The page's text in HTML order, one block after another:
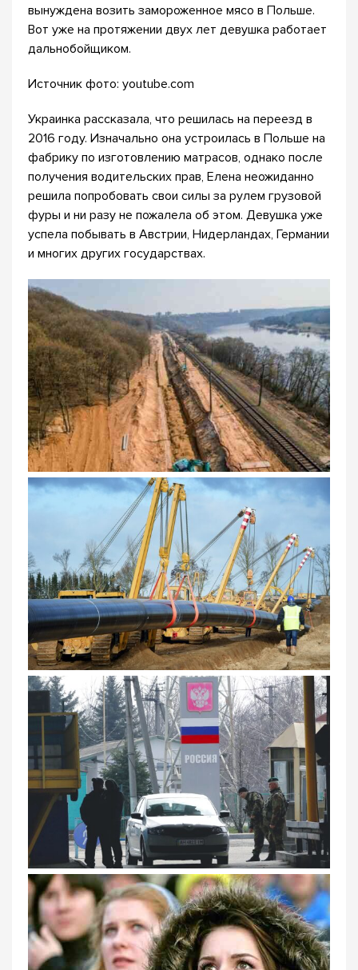
вынуждена возить замороженное мясо в Польше.
Вот уже на протяжении двух лет девушка работает
дальнобойщиком.
Источник фото: youtube.com
Украинка рассказала, что решилась на переезд в
2016 году. Изначально она устроилась в Польше на
фабрику по изготовлению матрасов, однако после
получения водительских прав, Елена неожиданно
решила попробовать свои силы за рулем грузовой
фуры и ни разу не пожалела об этом. Девушка уже
успела побывать в Австрии, Нидерландах, Германии
и многих других государствах.